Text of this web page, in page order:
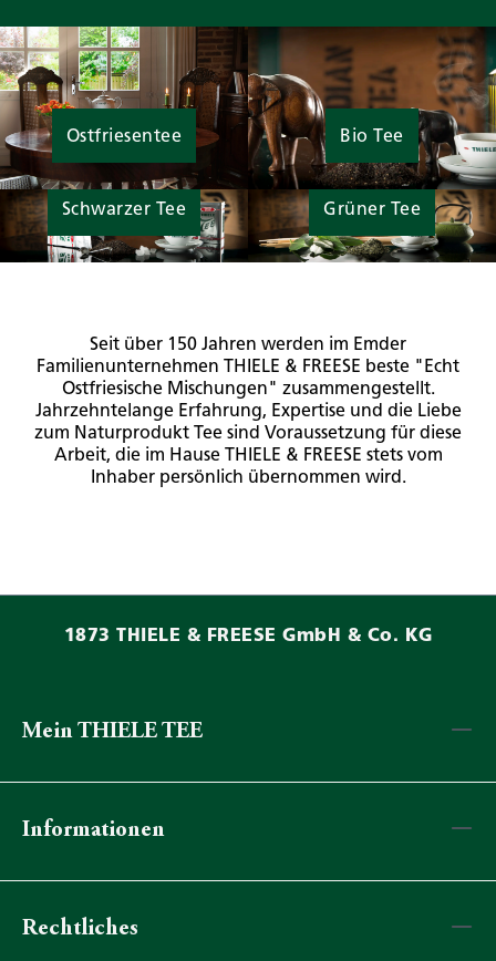
Ostfriesentee Bio Tee
Schwarzer Tee Grüner Tee
Seit über 150 Jahren werden im Emder
Familienunternehmen THIELE & FREESE beste "Echt
Ostfriesische Mischungen" zusammengestellt.
Jahrzehntelange Erfahrung, Expertise und die Liebe
zum Naturprodukt Tee sind Voraussetzung für diese
Arbeit, die im Hause THIELE & FREESE stets vom
Inhaber persönlich übernommen wird.
1873 THIELE & FREESE GmbH & Co. KG
Mein THIELE TEE
Informationen
Rechtliches